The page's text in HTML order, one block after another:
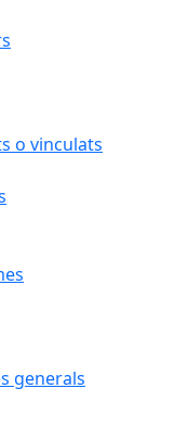
o vinculats
generals